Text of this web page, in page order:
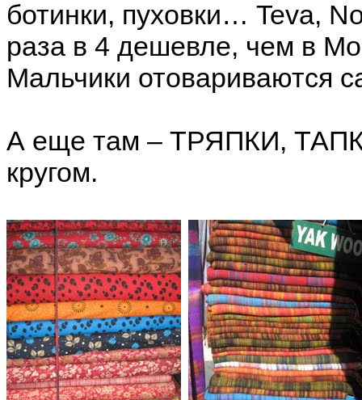
ботинки, пуховки… Teva,
раза в 4 дешевле, чем в
Мальчики отовариваются
А еще там – ТРЯПКИ,
кругом.